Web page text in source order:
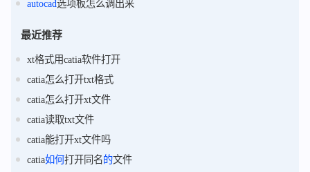
autocad选项板怎么调出来
最近推荐
xt格式用catia软件打开
catia怎么打开txt格式
catia怎么打开xt文件
catia读取txt文件
catia能打开xt文件吗
catia如何打开同名的文件